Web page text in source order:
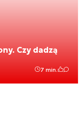
Czy dadzą
7 min.